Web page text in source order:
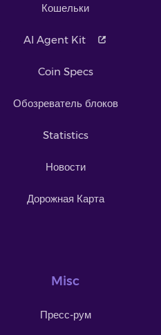
Кошельки
AI Agent Kit
Coin Specs
Обозреватель блоков
Statistics
Новости
Дорожная Карта
Misc
Пресс-рум